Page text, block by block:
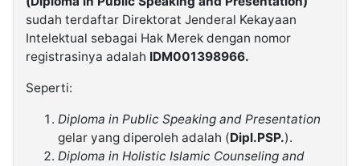
sudah terdaftar Direktorat Jenderal Kekayaan
Intelektual sebagai Hak Merek dengan nomor
registrasinya adalah IDM001398966.
Seperti:
Diploma in Public Speaking and Presentation
gelar yang diperoleh adalah (Dipl.PSP.).
Diploma in Holistic Islamic Counseling and